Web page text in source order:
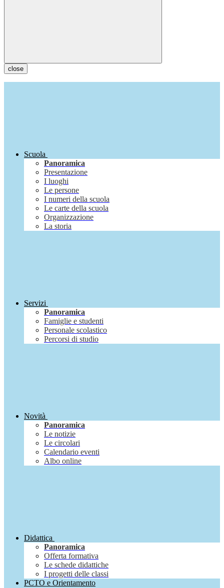
close
Scuola
Panoramica
Presentazione
I luoghi
Le persone
I numeri della scuola
Le carte della scuola
Organizzazione
La storia
Servizi
Panoramica
Famiglie e studenti
Personale scolastico
Percorsi di studio
Novità
Panoramica
Le notizie
Le circolari
Calendario eventi
Albo online
Didattica
Panoramica
Offerta formativa
Le schede didattiche
I progetti delle classi
PCTO e Orientamento